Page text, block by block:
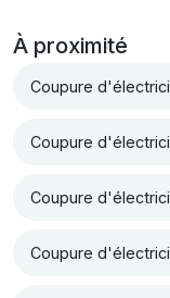
À proximité
Coupure
Coupure
Coupure
Coupure